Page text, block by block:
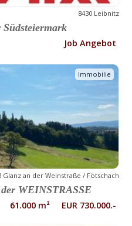
8430 Leibnitz
Job Angebot
Immobilie
Glanz an der Weinstraße / Fötschach
WEINSTRASSE
61.000 m² EUR 730.000.-